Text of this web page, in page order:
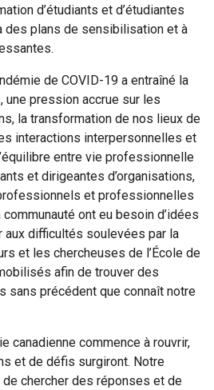
d’étudiants et d’étudiantes
des plans de sensibilisation et à
de COVID-19 a entraîné la
une pression accrue sur les
la transformation de nos lieux de
interactions interpersonnelles et
entre vie professionnelle
et dirigeantes d’organisations,
et professionnelles
ont eu besoin d’idées
aux difficultés soulevées par la
et les chercheuses de l’École de
afin de trouver des
sans précédent que connaît notre
canadienne commence à rouvrir,
et de défis surgiront. Notre
de chercher des réponses et de